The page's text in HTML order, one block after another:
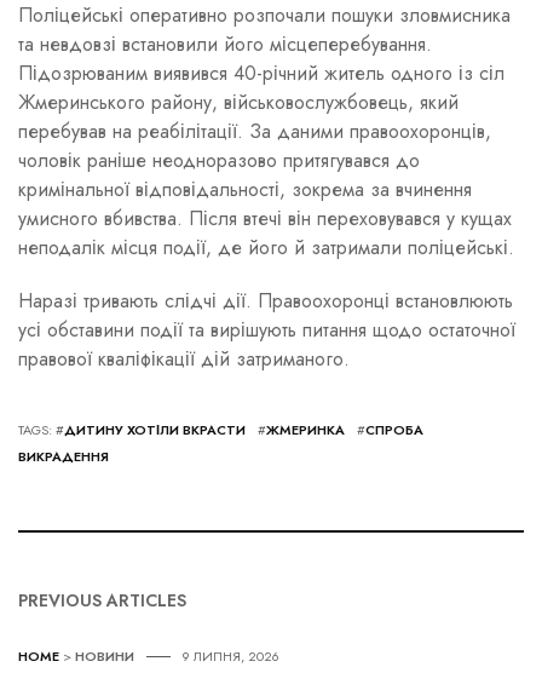
Поліцейські оперативно розпочали пошуки зловмисника
та невдовзі встановили його місцеперебування.
Підозрюваним виявився 40-річний житель одного із сіл
Жмеринського району, військовослужбовець, який
перебував на реабілітації. За даними правоохоронців,
чоловік раніше неодноразово притягувався до
кримінальної відповідальності, зокрема за вчинення
умисного вбивства. Після втечі він переховувався у кущах
неподалік місця події, де його й затримали поліцейські.
Наразі тривають слідчі дії. Правоохоронці встановлюють
усі обставини події та вирішують питання щодо остаточної
правової кваліфікації дій затриманого.
TAGS: #ДИТИНУ ХОТІЛИ ВКРАСТИ #ЖМЕРИНКА #СПРОБА
ВИКРАДЕННЯ
PREVIOUS ARTICLES
HOME >НОВИНИ 9 ЛИПНЯ, 2026